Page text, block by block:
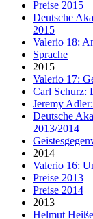
Preise 2015
Deutsche
2015
Valerio 18:
Sprache
2015
Valerio 17:
Carl Schurz:
Jeremy
Deutsche
2013/2014
2014
Valerio 16:
Preise 2013
Preise 2014
2013
Helmut